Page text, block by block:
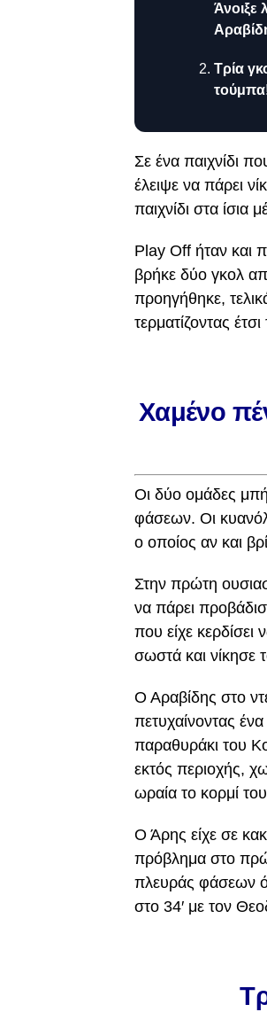
Άνοιξε
Τρία
Σε ένα παιχνίδι
έλειψε να πάρει
παιχνίδι στα ίσια
Play Off ήταν και
βρήκε δύο γκολ
προηγήθηκε,
τερματίζοντας
Χαμένο
Οι δύο ομάδες
φάσεων. Οι
ο οποίος αν και
Στην πρώτη
να πάρει
που είχε
σωστά και νίκησε
Ο Αραβίδης στο
πετυχαίνοντας
παραθυράκι του
εκτός περιοχής,
ωραία το κορμί
Ο Άρης είχε σε
πρόβλημα στο
πλευράς φάσεων
στο 34′ με τον